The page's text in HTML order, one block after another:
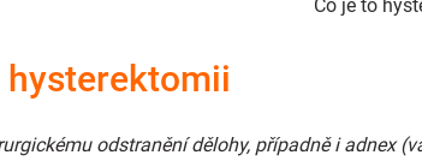
Co je to
hysterektomii
odstranění dělohy, případně i adnex